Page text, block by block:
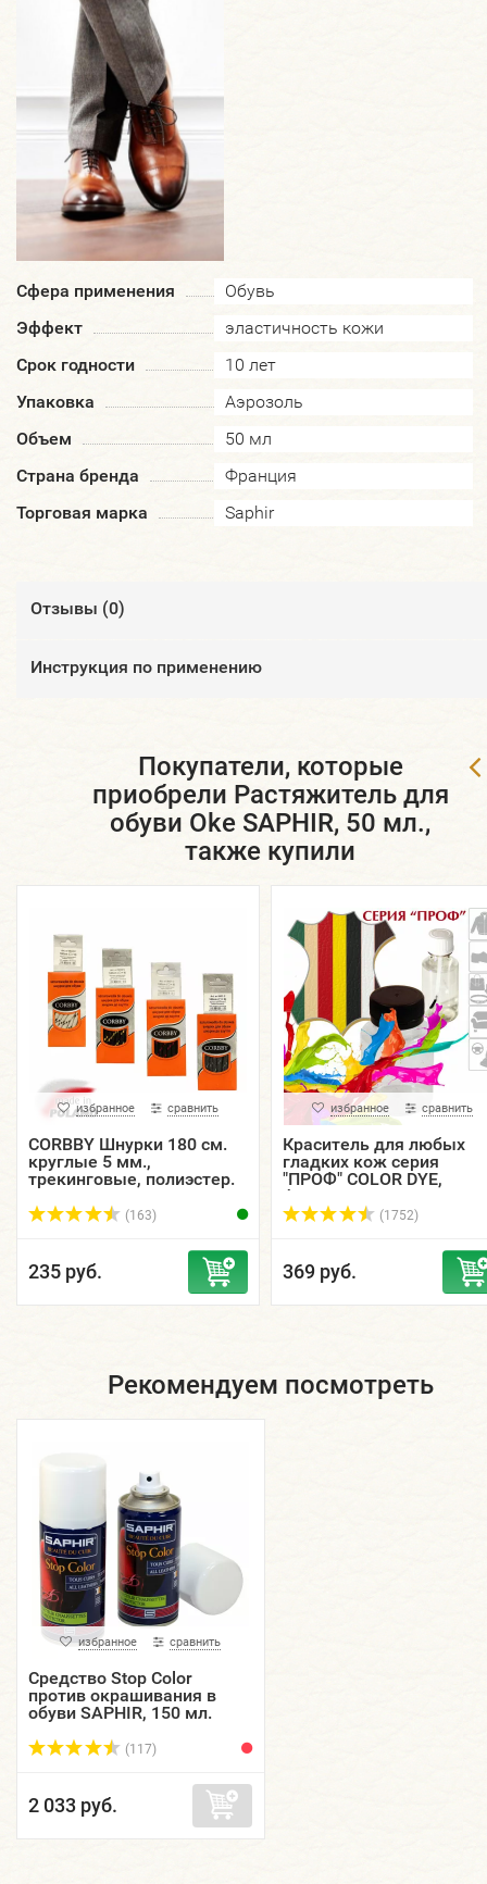
Сфера применения
Обувь
Эффект
эластичность кожи
Срок годности
10 лет
Упаковка
Аэрозоль
Объем
50 мл
Страна бренда
Франция
Торговая марка
Saphir
Отзывы (0)
Инструкция по применению
Покупатели, которые
приобрели Растяжитель для
обуви Oke SAPHIR, 50 мл.,
также купили
избранное сравнить
CORBBY Шнурки 180 см.
круглые 5 мм.,
трекинговые, полиэстер.
(163)
235 руб.
избранное сравнить
Краситель для любых
гладких кож серия
"ПРОФ" COLOR DYE,
флакон, 5, 15, 30, 50, 125
мл.
(1752)
369 руб.
Рекомендуем посмотреть
избранное сравнить
Средство Stop Color
против окрашивания в
обуви SAPHIR, 150 мл.
(117)
2 033 руб.